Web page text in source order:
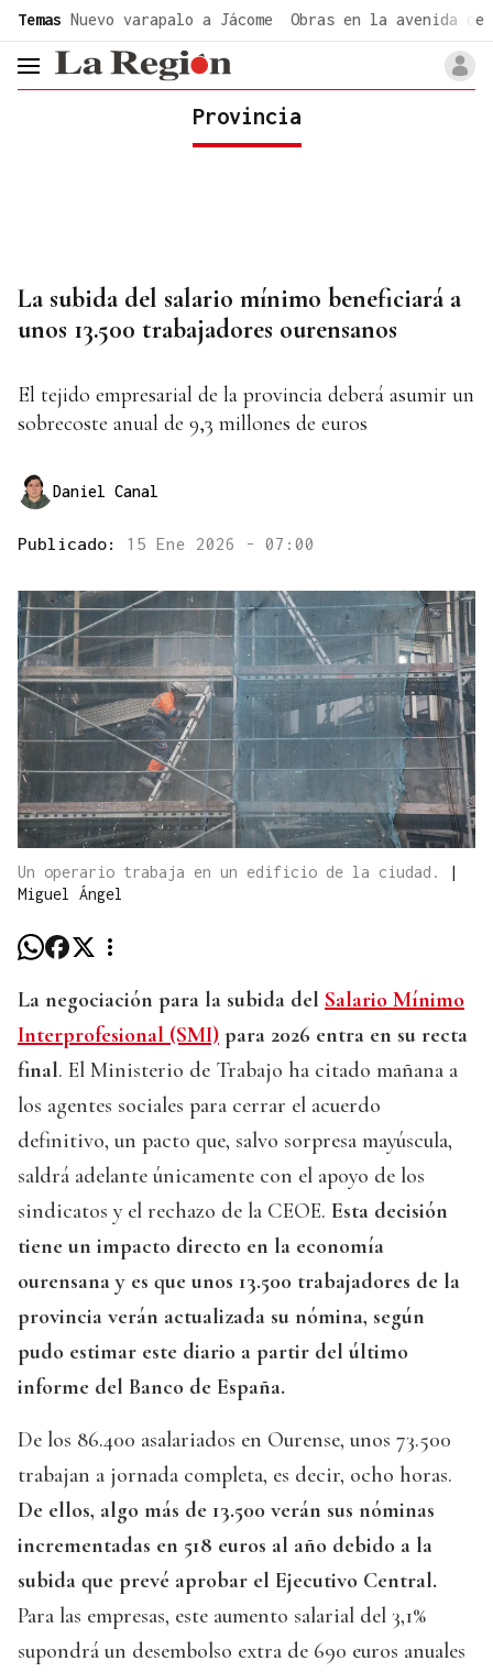
Temas Nuevo varapalo a Jácome Obras en la avenida de
header.menu.open
Provincia
La subida del salario mínimo beneficiará a
unos 13.500 trabajadores ourensanos
El tejido empresarial de la provincia deberá asumir un
sobrecoste anual de 9,3 millones de euros
Daniel Canal
Publicado: 15 Ene 2026 - 07:00
Un operario trabaja en un edificio de la ciudad.
|
Miguel Ángel
La negociación para la subida del Salario Mínimo
Interprofesional (SMI) para 2026 entra en su recta
final. El Ministerio de Trabajo ha citado mañana a
los agentes sociales para cerrar el acuerdo
definitivo, un pacto que, salvo sorpresa mayúscula,
saldrá adelante únicamente con el apoyo de los
sindicatos y el rechazo de la CEOE. Esta decisión
tiene un impacto directo en la economía
ourensana y es que unos 13.500 trabajadores de la
provincia verán actualizada su nómina, según
pudo estimar este diario a partir del último
informe del Banco de España.
De los 86.400 asalariados en Ourense, unos 73.500
trabajan a jornada completa, es decir, ocho horas.
De ellos, algo más de 13.500 verán sus nóminas
incrementadas en 518 euros al año debido a la
subida que prevé aprobar el Ejecutivo Central.
Para las empresas, este aumento salarial del 3,1%
supondrá un desembolso extra de 690 euros anuales